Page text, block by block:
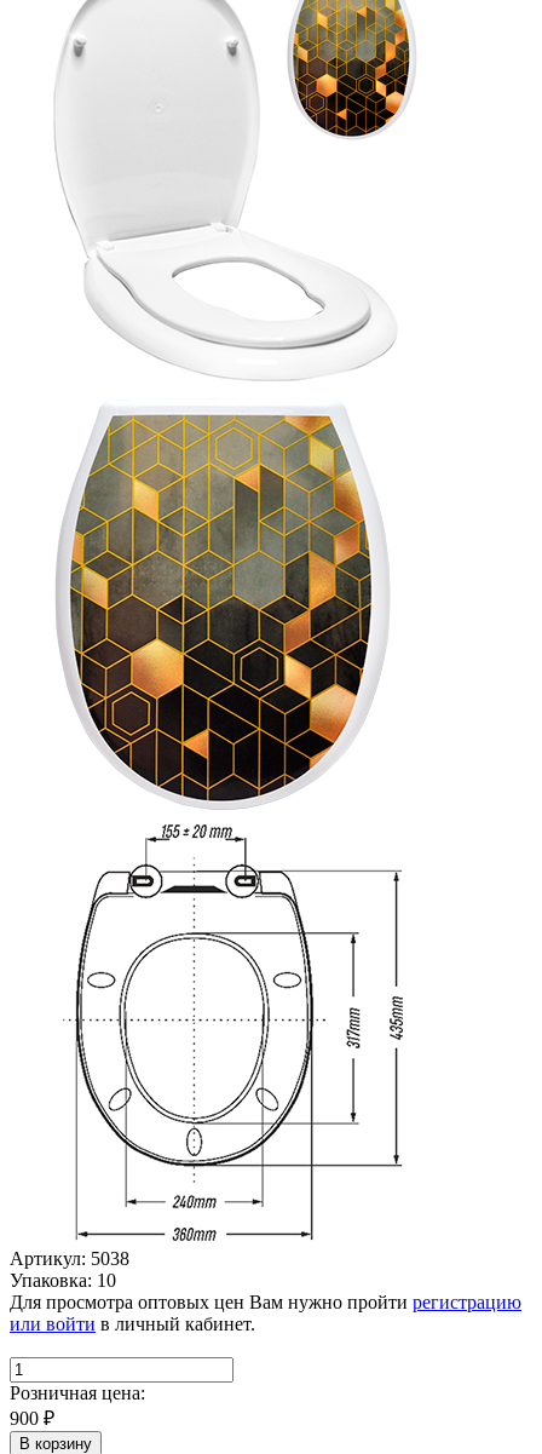
Артикул: 5038
Упаковка: 10
Для просмотра оптовых цен Вам нужно пройти регистрацию
или войти в личный кабинет.
Розничная цена:
900 ₽
В корзину